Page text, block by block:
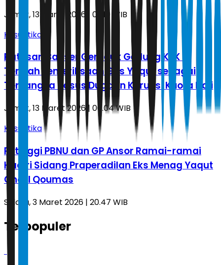
Jumat, 13 Maret 2026 | 03.10 WIB
Kasuistika
Ratusan Banser Geruduk Gedung KPK di
Tengah Pemeriksaan Gus Yaqut sebagai
Tersangka Kasus Dugaan Korupsi Kuota Haji
Jumat, 13 Maret 2026 | 00.04 WIB
Kasuistika
Petinggi PBNU dan GP Ansor Ramai-ramai
Hadiri Sidang Praperadilan Eks Menag Yaqut
Cholil Qoumas
Selasa, 3 Maret 2026 | 20.47 WIB
Terpopuler